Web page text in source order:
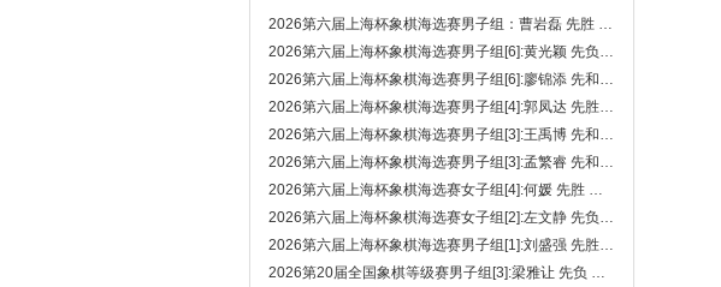
2026第六届上海杯象棋海选赛男子组：曹岩磊 先胜 蔡佑广
2026第六届上海杯象棋海选赛男子组[6]:黄光颖 先负 刘盛强
2026第六届上海杯象棋海选赛男子组[6]:廖锦添 先和 刘柏宏
2026第六届上海杯象棋海选赛男子组[4]:郭凤达 先胜 刘子健
2026第六届上海杯象棋海选赛男子组[3]:王禹博 先和 华辰昊
2026第六届上海杯象棋海选赛男子组[3]:孟繁睿 先和 程宇东
2026第六届上海杯象棋海选赛女子组[4]:何媛 先胜 王子涵
2026第六届上海杯象棋海选赛女子组[2]:左文静 先负 唐丹
2026第六届上海杯象棋海选赛男子组[1]:刘盛强 先胜 赵攀伟（大漏着）
2026第20届全国象棋等级赛男子组[3]:梁雅让 先负 徐泽辉